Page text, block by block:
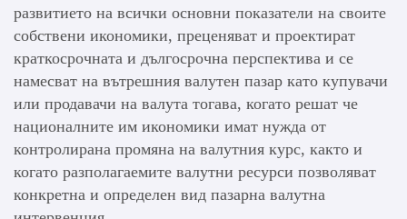
развитието на всички основни показатели на своите
собствени икономики, преценяват и проектират
краткосрочната и дългосрочна перспектива и се
намесват на вътрешния валутен пазар като купувачи
или продавачи на валута тогава, когато решат че
националните им икономики имат нужда от
контролирана промяна на валутния курс, както и
когато разполагаемите валутни ресурси позволяват
конкретна и определен вид пазарна валутна